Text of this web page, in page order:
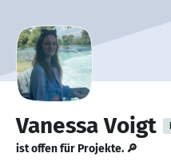
Vanessa Voigt
ist offen für Projekte. 🔎